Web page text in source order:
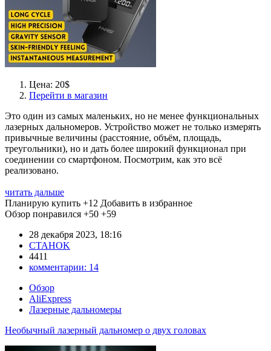
Цена: 20$
Перейти в магазин
Это один из самых маленьких, но не менее функциональных
лазерных дальномеров. Устройство может не только измерять
привычные величины (расстояние, объём, площадь,
треугольники), но и дать более широкий функционал при
соединении со смартфоном. Посмотрим, как это всё
реализовано.
читать дальше
Планирую купить +12 Добавить в избранное
Обзор понравился +50 +59
28 декабря 2023, 18:16
CTAHOK
4411
комментарии: 14
Обзор
AliExpress
Лазерные дальномеры
Необычный лазерный дальномер о двух головах